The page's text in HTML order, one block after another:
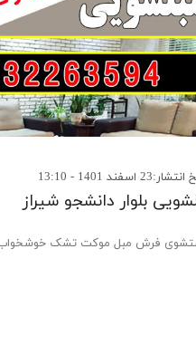
اسفند 1401 - 13:10
بلوار دانشجو شیراز
فرش مبل موکت تشک خوشخواب